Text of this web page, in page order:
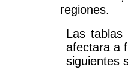
regiones.
Las
afectara a
siguientes